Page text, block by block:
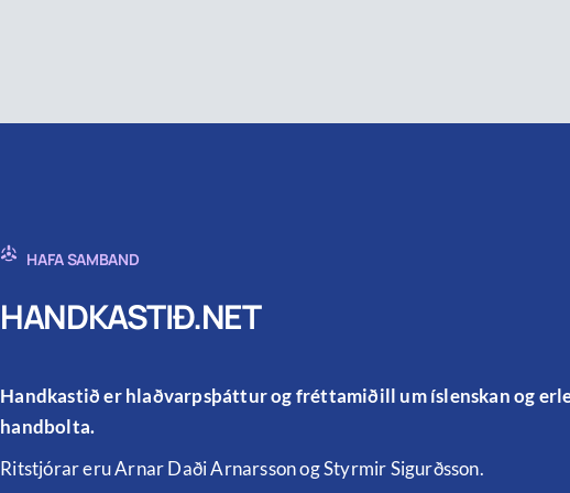
HAFA SAMBAND
HANDKASTIÐ.NET
Handkastið er hlaðvarpsþáttur og fréttamiðill um íslenskan og
handbolta.
Ritstjórar eru Arnar Daði Arnarsson og Styrmir Sigurðsson.